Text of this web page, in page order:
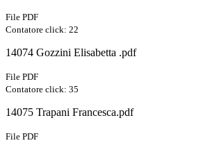
File PDF
Contatore click: 22
14074 Gozzini Elisabetta .pdf
File PDF
Contatore click: 35
14075 Trapani Francesca.pdf
File PDF